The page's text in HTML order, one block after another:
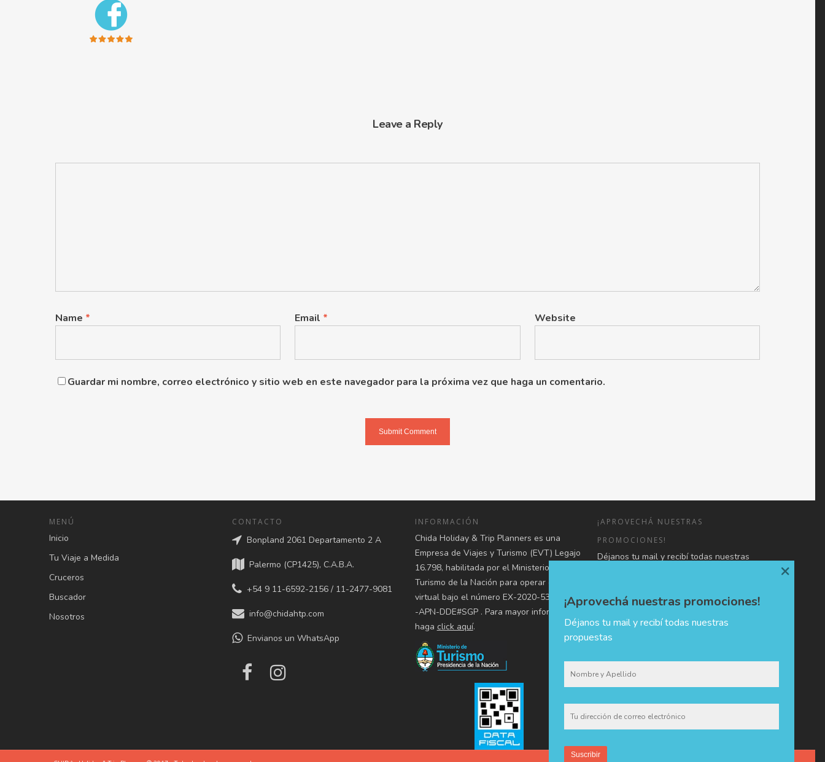
Leave a Reply
Name * Email * Website
Guardar mi nombre, correo electrónico y sitio web en este navegador para la próxima vez que haga un comentario.
MENÚ
Inicio
Tu Viaje a Medida
Cruceros
Buscador
Nosotros
CONTACTO
Bonpland 2061 Departamento 2 A
Palermo (CP1425), C.A.B.A.
+54 9 11-6592-2156 / 11-2477-9081
info@chidahtp.com
Envianos un WhatsApp
INFORMACIÓN
Chida Holiday & Trip Planners es una
Empresa de Viajes y Turismo (EVT) Legajo
16.798, habilitada por el Ministerio de
Turismo de la Nación para operar en forma
virtual bajo el número EX-2020-53107080-
-APN-DDE#SGP . Para mayor información,
haga click aquí.
¡APROVECHÁ NUESTRAS
PROMOCIONES!
Déjanos tu mail y recibí todas nuestras
¡Aprovechá nuestras promociones!
Déjanos tu mail y recibí todas nuestras
propuestas
×